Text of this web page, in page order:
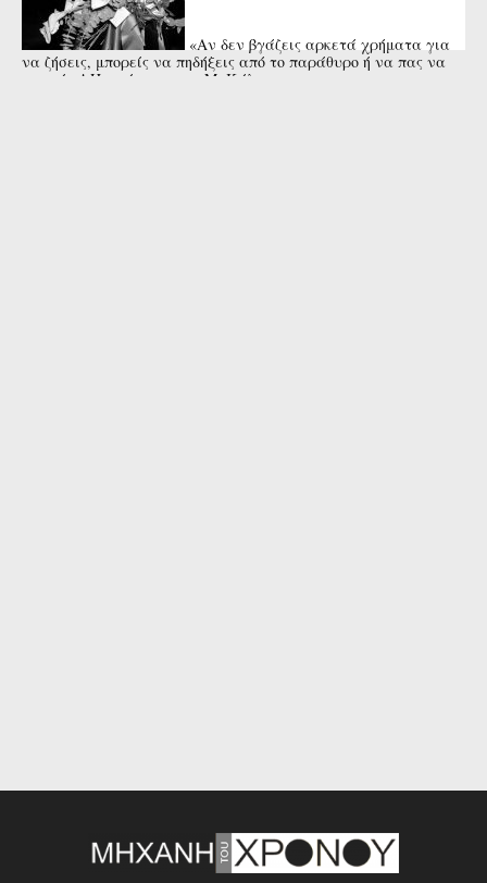
«Αν δεν βγάζεις αρκετά χρήματα για
να ζήσεις, μπορείς να πηδήξεις από το παράθυρο ή να πας να
πνιγείς»! Η απάντηση της Μ. Κάλας στη ...